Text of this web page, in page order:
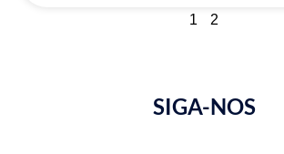
1 2
SIGA-NOS